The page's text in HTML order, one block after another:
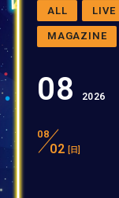
ALL LIVE
MAGAZINE
08 2026
08
02 [日]